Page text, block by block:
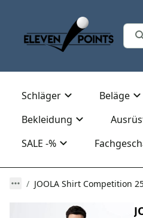
Schläger Beläge
Bekleidung
SALE -%
JOOLA Shirt Competition